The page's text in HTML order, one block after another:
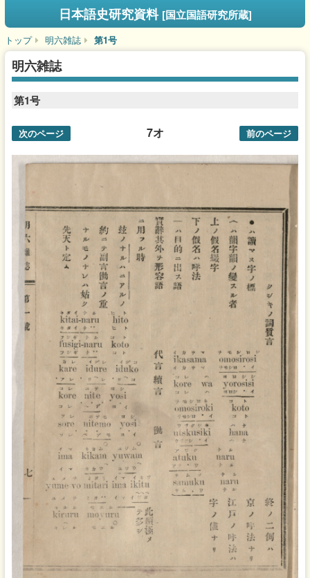
日本語史研究資料 [国立国語研究所蔵]
トップ 明六雑誌 第1号
明六雑誌
第1号
7オ
次のページ 前のページ